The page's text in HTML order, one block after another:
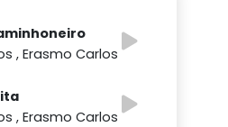
, Erasmo Carlos
, Erasmo Carlos